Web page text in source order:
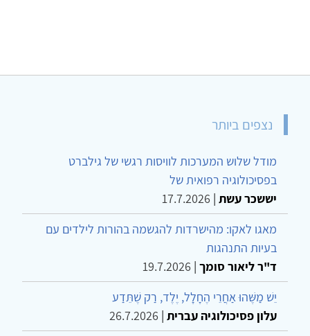
נצפים ביותר
מודל שלוש המערכות לוויסות רגשי של גילברט
בפסיכולוגיה רפואית של
יששכר עשת |
17.7.2026
מאגו לאקו: מהישרדות להגשמה בהורות לילדים עם
בעיות התנהגות
ד"ר ליאור סומך |
19.7.2026
יֵשׁ מַשֶּׁהוּ אַחֲרֵי הֶחָלָל, יֶלֶד, רַק שֶׁתֵּדַע
עלון פסיכולוגיה עברית |
26.7.2026